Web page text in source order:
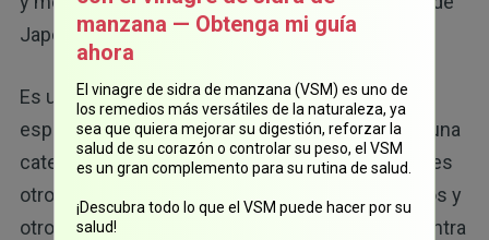
Japón.
Es una excelente fuente de antioxidantes, en
especial de galato de epigalocatequina (EGCG), una
catequina con actividad antiinflamatoria. El tulsi es
otro té cargado de antioxidantes antiinflamatorios y
otros micronutrientes que ayudan a proteger contra
manzana — Obtenga mi guía
ahora
El vinagre de sidra de manzana (VSM) es uno de
los remedios más versátiles de la naturaleza, ya
sea que quiera mejorar su digestión, reforzar la
salud de su corazón o controlar su peso, el VSM
es un gran complemento para su rutina de salud.
¡Descubra todo lo que el VSM puede hacer por su
salud!